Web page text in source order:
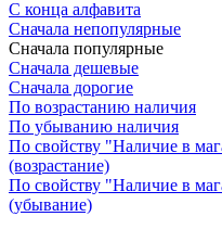
С конца алфавита
Сначала непопулярные
Сначала популярные
Сначала дешевые
Сначала дорогие
По возрастанию наличия
По убыванию наличия
По свойству "Наличие в
(возрастание)
По свойству "Наличие в
(убывание)